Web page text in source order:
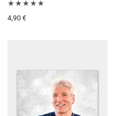
Bewertet mit
4,90 €